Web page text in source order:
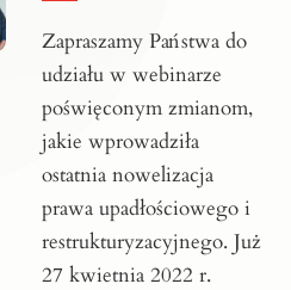
Zapraszamy Państwa do
udziału w webinarze
poświęconym zmianom,
jakie wprowadziła
ostatnia nowelizacja
prawa upadłościowego i
restrukturyzacyjnego. Już
27 kwietnia 2022 r.